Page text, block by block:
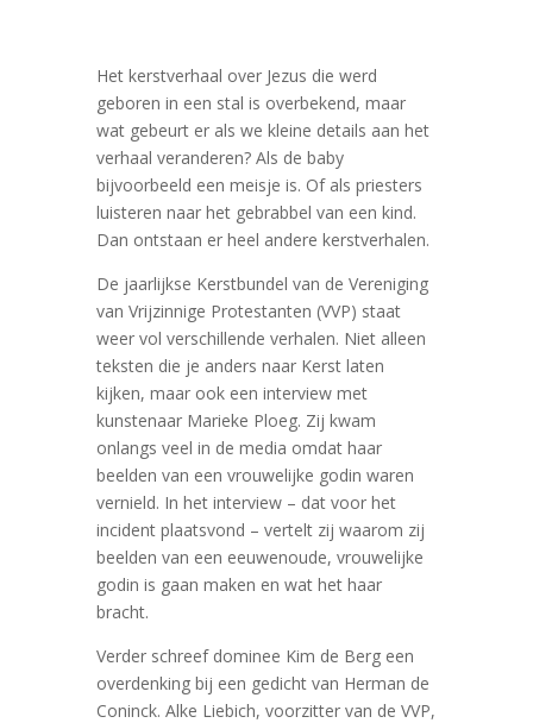
Het kerstverhaal over Jezus die werd
geboren in een stal is overbekend, maar
wat gebeurt er als we kleine details aan het
verhaal veranderen? Als de baby
bijvoorbeeld een meisje is. Of als priesters
luisteren naar het gebrabbel van een kind.
Dan ontstaan er heel andere kerstverhalen.
De jaarlijkse Kerstbundel van de Vereniging
van Vrijzinnige Protestanten (VVP) staat
weer vol verschillende verhalen. Niet alleen
teksten die je anders naar Kerst laten
kijken, maar ook een interview met
kunstenaar Marieke Ploeg. Zij kwam
onlangs veel in de media omdat haar
beelden van een vrouwelijke godin waren
vernield. In het interview – dat voor het
incident plaatsvond – vertelt zij waarom zij
beelden van een eeuwenoude, vrouwelijke
godin is gaan maken en wat het haar
bracht.
Verder schreef dominee Kim de Berg een
overdenking bij een gedicht van Herman de
Coninck. Alke Liebich, voorzitter van de VVP,